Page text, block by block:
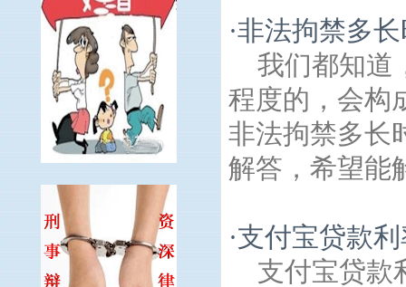
·非法拘禁多
我们都知道
程度的，会构
非法拘禁多长
解答，希望能
·支付宝贷款
支付宝贷款